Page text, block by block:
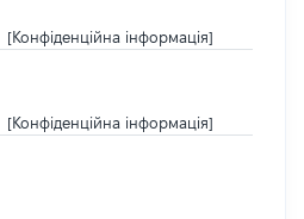
[Конфіденційна інформація]
[Конфіденційна інформація]